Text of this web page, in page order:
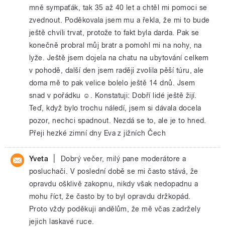
mně sympaťák, tak 35 až 40 let a chtěl mi pomoci se
zvednout. Poděkovala jsem mu a řekla, že mi to bude
ještě chvíli trvat, protože to fakt byla darda. Pak se
konečně probral můj bratr a pomohl mi na nohy, na
lyže. Ještě jsem dojela na chatu na ubytování celkem
v pohodě, další den jsem raději zvolila pěší túru, ale
doma mě to pak velice bolelo ještě 14 dnů. Jsem
snad v pořádku ☺. Konstatuji: Dobří lidé ještě žijí.
Teď, když bylo trochu náledí, jsem si dávala docela
pozor, nechci spadnout. Nezdá se to, ale je to hned.
Přeji hezké zimní dny Eva z jižních Čech
Yveta
Dobrý večer, milý pane moderátore a
posluchači. V poslední době se mi často stává, že
opravdu ošklivě zakopnu, nikdy však nedopadnu a
mohu říct, že často by to byl opravdu držkopád.
Proto vždy poděkuji andělům, že mě včas zadržely
jejich laskavé ruce.